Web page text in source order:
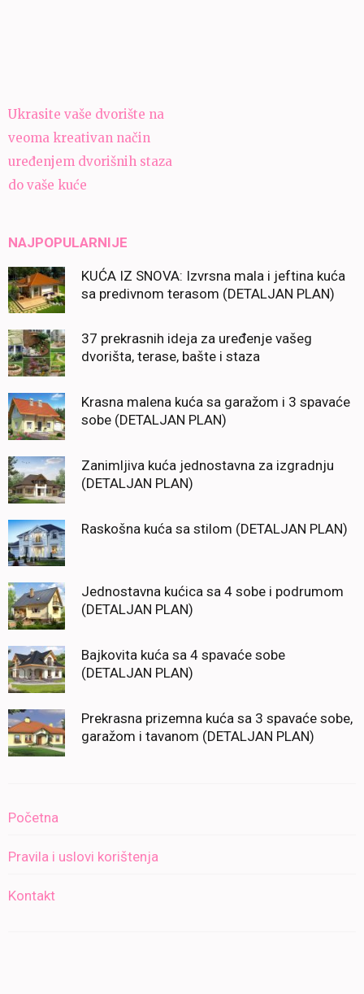
Navigacija
članaka
Ukrasite vaše dvorište na
veoma kreativan način
uređenjem dvorišnih staza
do vaše kuće
NAJPOPULARNIJE
KUĆA IZ SNOVA: Izvrsna mala i jeftina kuća
sa predivnom terasom (DETALJAN PLAN)
37 prekrasnih ideja za uređenje vašeg
dvorišta, terase, bašte i staza
Krasna malena kuća sa garažom i 3 spavaće
sobe (DETALJAN PLAN)
Zanimljiva kuća jednostavna za izgradnju
(DETALJAN PLAN)
Raskošna kuća sa stilom (DETALJAN PLAN)
Jednostavna kućica sa 4 sobe i podrumom
(DETALJAN PLAN)
Bajkovita kuća sa 4 spavaće sobe
(DETALJAN PLAN)
Prekrasna prizemna kuća sa 3 spavaće sobe,
garažom i tavanom (DETALJAN PLAN)
Početna
Pravila i uslovi korištenja
Kontakt